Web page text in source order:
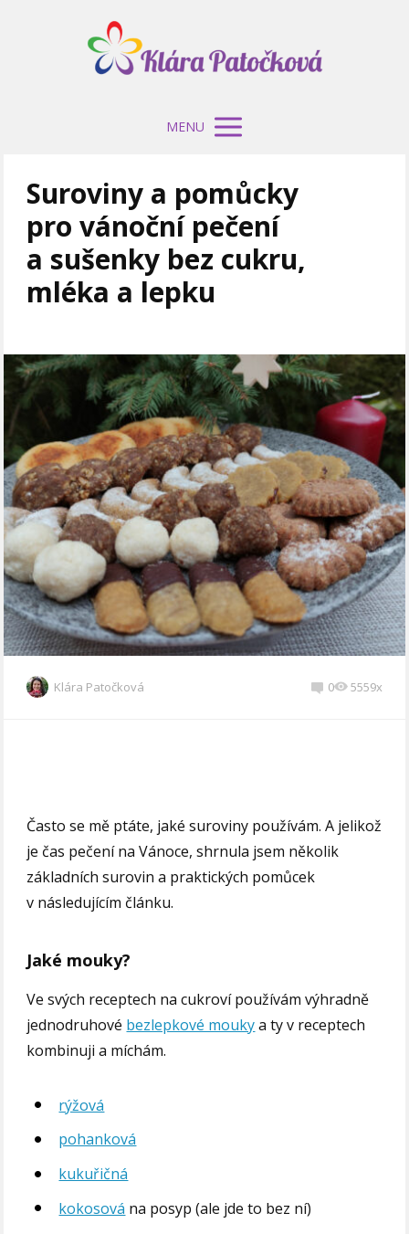
MENU
Suroviny a pomůcky
pro vánoční pečení
a sušenky bez cukru,
mléka a lepku
Klára Patočková 0 5559x
Často se mě ptáte, jaké suroviny používám. A jelikož
je čas pečení na Vánoce, shrnula jsem několik
základních surovin a praktických pomůcek
v následujícím článku.
Jaké mouky?
Ve svých receptech na cukroví používám výhradně
jednodruhové bezlepkové moukya ty v receptech
kombinuji a míchám.
rýžová
pohanková
kukuřičná
kokosová na posyp (ale jde to bez ní)